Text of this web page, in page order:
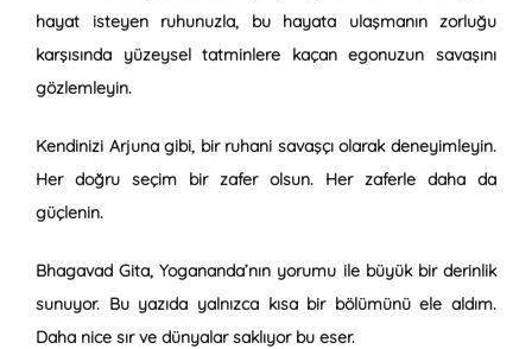
hayat isteyen ruhunuzla, bu hayata ulaşmanın zorluğu
karşısında yüzeysel tatminlere kaçan egonuzun savaşını
gözlemleyin.
Kendinizi Arjuna gibi, bir ruhani savaşçı olarak deneyimleyin.
Her doğru seçim bir zafer olsun. Her zaferle daha da
güçlenin.
Bhagavad Gita, Yogananda’nın yorumu ile büyük bir derinlik
sunuyor. Bu yazıda yalnızca kısa bir bölümünü ele aldım.
Daha nice sır ve dünyalar saklıyor bu eser.